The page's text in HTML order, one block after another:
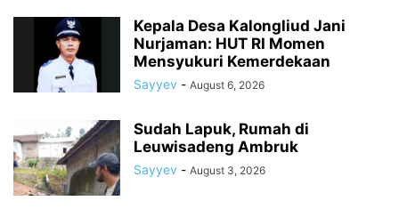
Kepala Desa Kalongliud Jani
Nurjaman: HUT RI Momen
Mensyukuri Kemerdekaan
Sayyev - August 6, 2026
Sudah Lapuk, Rumah di
Leuwisadeng Ambruk
Sayyev - August 3, 2026